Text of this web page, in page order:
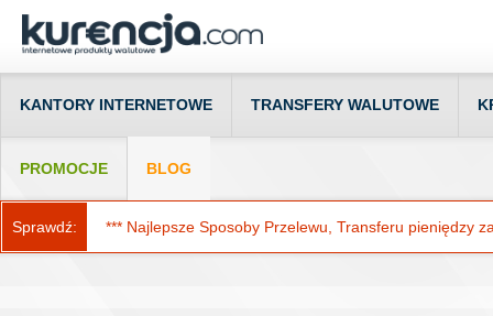
KANTORY INTERNETOWE TRANSFERY WALUTOWE
PROMOCJE BLOG
Sprawdź: *** Najlepsze Sposoby Przelewu, Transferu pieniędzy